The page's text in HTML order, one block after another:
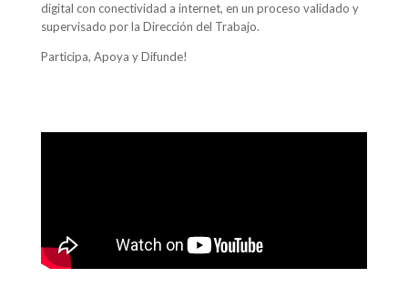
digital con conectividad a internet, en un proceso validado y
supervisado por la Dirección del Trabajo.
Participa, Apoya y Difunde!